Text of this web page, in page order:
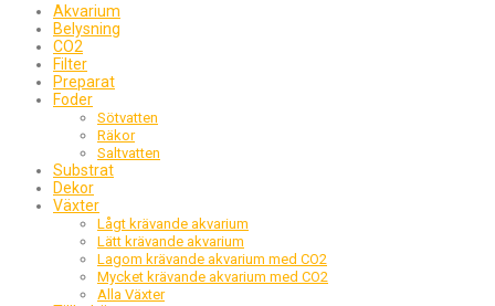
Akvarium
Belysning
CO2
Filter
Preparat
Foder
Sötvatten
Räkor
Saltvatten
Substrat
Dekor
Växter
Lågt krävande akvarium
Lätt krävande akvarium
Lagom krävande akvarium med CO2
Mycket krävande akvarium med CO2
Alla Växter